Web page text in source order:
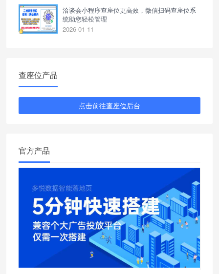
洽谈会小程序查座位更高效，微信扫码查座位系
统助您轻松管理
2026-01-11
查座位产品
点击前往查座位后台
官方产品